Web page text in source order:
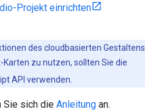
Projekt einrichten
des cloudbasierten Gestaltens
zu nutzen, sollten Sie die
API verwenden.
Sie sich die Anleitung an.